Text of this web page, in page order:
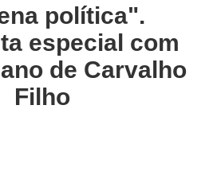
política".
especial com
de Carvalho
Filho